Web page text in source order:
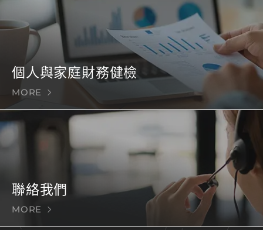
個人與家庭財務健檢
MORE
聯絡我們
MORE